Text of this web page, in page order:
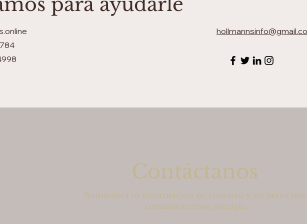
hollmannsinfo
Contáctanos
Suministra tu información de contacto y en breve nos
comunicaremos contigo.